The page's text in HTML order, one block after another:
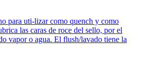
para uti-lizar como quench y como
las caras de roce del sello, por el
vapor o agua. El flush/lavado tiene la